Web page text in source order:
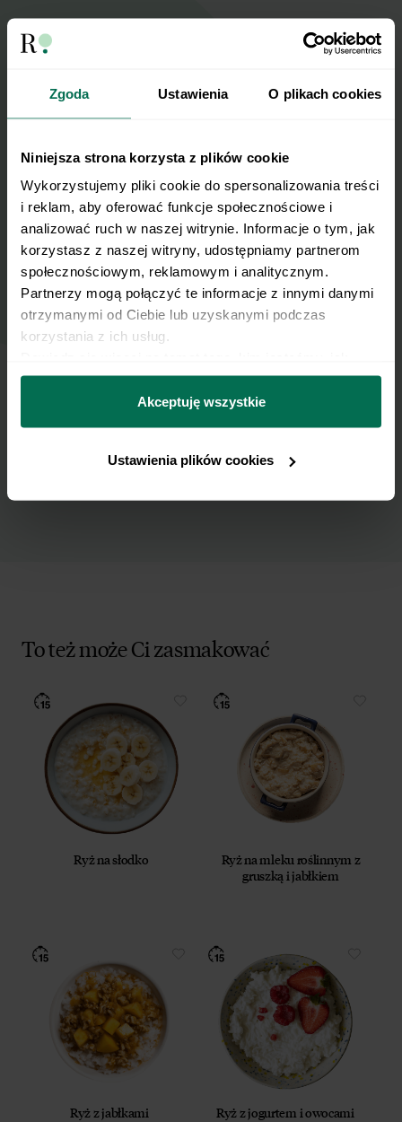
Zgoda Ustawienia O plikach cookies
Niniejsza strona korzysta z plików cookie
Wykorzystujemy pliki cookie do spersonalizowania treści
i reklam, aby oferować funkcje społecznościowe i
analizować ruch w naszej witrynie. Informacje o tym, jak
korzystasz z naszej witryny, udostępniamy partnerom
społecznościowym, reklamowym i analitycznym.
Partnerzy mogą połączyć te informacje z innymi danymi
otrzymanymi od Ciebie lub uzyskanymi podczas
korzystania z ich usług.
można się z nami skontaktować i w jaki sposób
przetwarzamy dane osobowe w ramach
prywatności.
Akceptuję wszystkie
Ustawienia plików cookies
Wyślij przepis na e-mail
Nasze najlepsze przepisy, prosto na Twoja
Zapisz się do naszego Newslettera
Imię
Email
Wyrażam zgodę na przetwarzanie moich
danych osobowych w celu otrzymywania
polityką prywatności.
To też może Ci zasmakować
Ryż na słodko
Ryż na mleku roślinnym z
gruszką i jabłkiem
Ryż z jabłkami Ryż z jogurtem i owocami